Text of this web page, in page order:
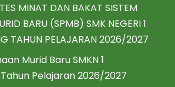
MINAT DAN BAKAT SISTEM
BARU (SPMB) SMK NEGERI 1
TAHUN PELAJARAN 2026/2027
Murid Baru SMKN 1
Pelajaran 2026/2027